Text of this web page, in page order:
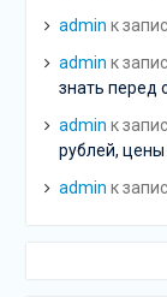
admin к
admin к
знать перед
admin к
рублей, цены
admin к